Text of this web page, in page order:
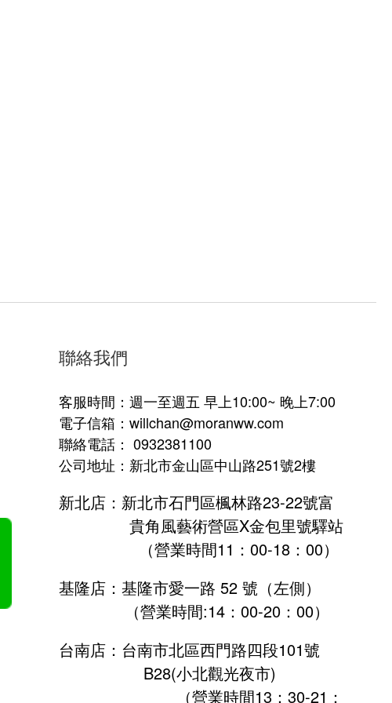
聯絡我們
客服時間：週一至週五 早上10:00~ 晚上7:00
電子信箱：willchan@moranww.com
聯絡電話： 0932381100
公司地址：新北市金山區中山路251號2樓
新北店：新北市石門區楓林路23-22號富
貴角風藝術營區X金包里號驛站
（營業時間11：00-18：00）
基隆店：基隆市愛一路 52 號（左側）
（營業時間:14：00-20：00）
台南店：台南市北區西門路四段101號
B28(小北觀光夜市)
（營業時間13：30-21：